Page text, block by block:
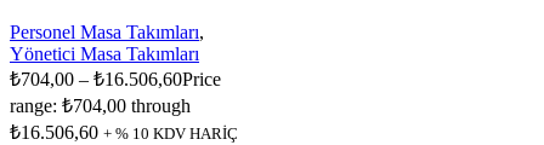
Personel Masa Takımları,
Yönetici Masa Takımları
₺704,00 – ₺16.506,60Price
range: ₺704,00 through
₺16.506,60 + % 10 KDV HARİÇ